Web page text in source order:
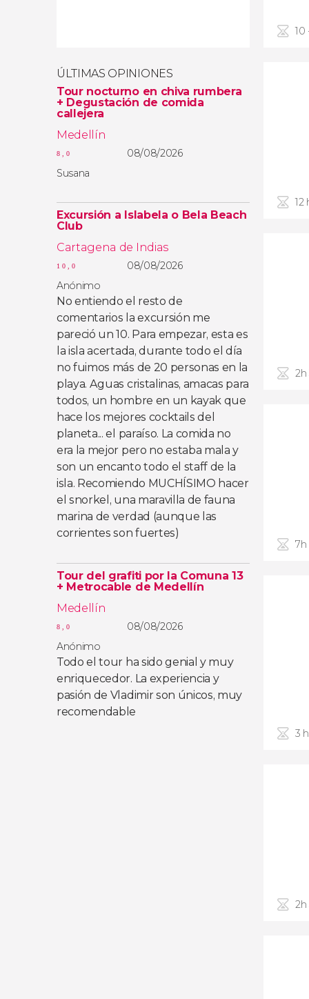
ÚLTIMAS OPINIONES
Tour nocturno en chiva rumbera
+ Degustación de comida
callejera
Medellín
8,0
08/08/2026
Susana
Excursión a Islabela o Bela Beach
Club
Cartagena de Indias
10,0
08/08/2026
Anónimo
No entiendo el resto de
comentarios la excursión me
pareció un 10. Para empezar, esta es
la isla acertada, durante todo el día
no fuimos más de 20 personas en la
playa. Aguas cristalinas, amacas para
todos, un hombre en un kayak que
hace los mejores cocktails del
planeta... el paraíso. La comida no
era la mejor pero no estaba mala y
son un encanto todo el staff de la
isla. Recomiendo MUCHÍSIMO hacer
el snorkel, una maravilla de fauna
marina de verdad (aunque las
corrientes son fuertes)
Tour del grafiti por la Comuna 13
+ Metrocable de Medellín
Medellín
8,0
08/08/2026
Anónimo
Todo el tour ha sido genial y muy
enriquecedor. La experiencia y
pasión de Vladimir son únicos, muy
recomendable
10
12
3